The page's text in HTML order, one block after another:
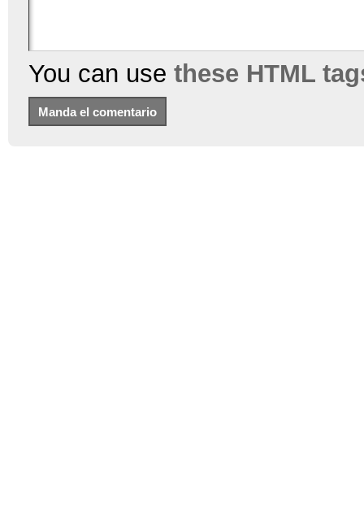
You can use these HTML